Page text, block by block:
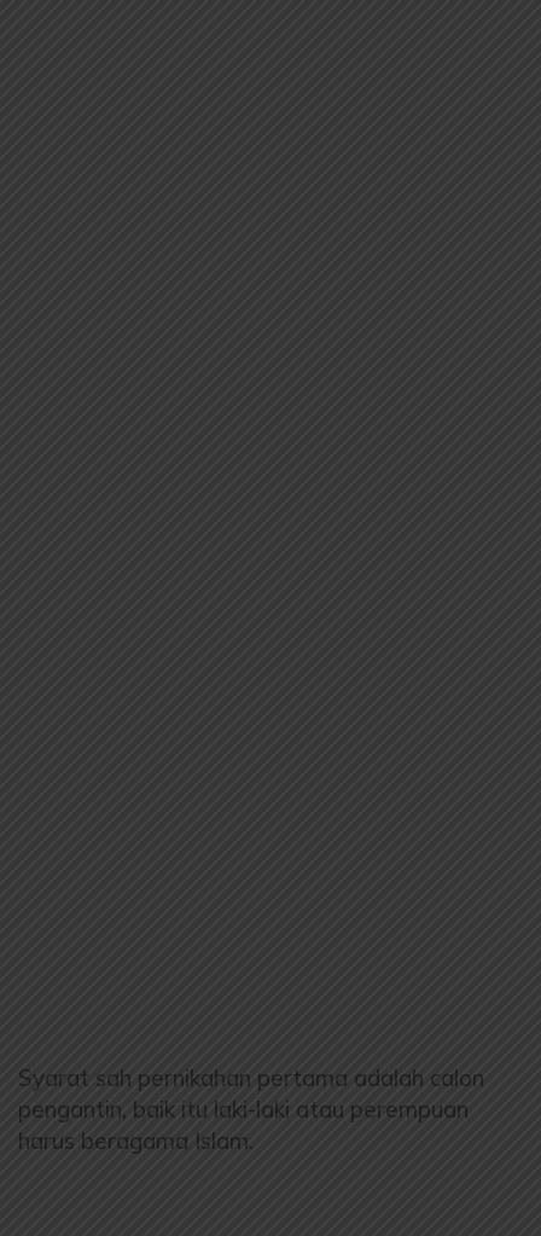
Syarat sah pernikahan pertama adalah calon
pengantin, baik itu laki-laki atau perempuan
harus beragama Islam.